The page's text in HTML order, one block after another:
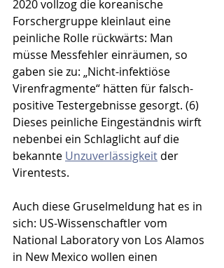
2020 vollzog die koreanische
Forschergruppe kleinlaut eine
peinliche Rolle rückwärts: Man
müsse Messfehler einräumen, so
gaben sie zu: „Nicht-infektiöse
Virenfragmente“ hätten für falsch-
positive Testergebnisse gesorgt. (6)
Dieses peinliche Eingeständnis wirft
nebenbei ein Schlaglicht auf die
bekannte Unzuverlässigkeit der
Virentests.
Auch diese Gruselmeldung hat es in
sich: US-Wissenschaftler vom
National Laboratory von Los Alamos
in New Mexico wollen einen